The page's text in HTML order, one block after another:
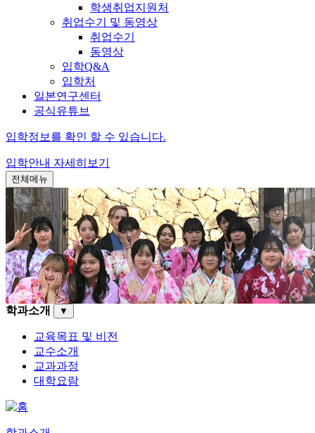
학생취업지원처
취업수기 및 동영상
취업수기
동영상
입학Q&A
입학처
일본연구센터
공식유튜브
입학정보를 확인 할 수 있습니다.
입학안내 자세히보기
전체메뉴
학과소개 ▼
교육목표 및 비전
교수소개
교과과정
대학요람